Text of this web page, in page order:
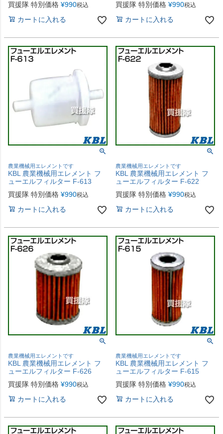
買援隊 特別価格 ¥990税込
カートに入れる
買援隊 特別価格 ¥990税込
カートに入れる
農業機械用エレメントです
KBL 農業機械用エレメント フ
ューエルフィルター F-613
買援隊 特別価格 ¥990税込
カートに入れる
農業機械用エレメントです
KBL 農業機械用エレメント フ
ューエルフィルター F-622
買援隊 特別価格 ¥990税込
カートに入れる
農業機械用エレメントです
KBL 農業機械用エレメント フ
ューエルフィルター F-626
買援隊 特別価格 ¥990税込
カートに入れる
農業機械用エレメントです
KBL 農業機械用エレメント フ
ューエルフィルター F-615
買援隊 特別価格 ¥990税込
カートに入れる